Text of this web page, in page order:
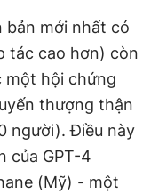
bản mới nhất có
tác cao hơn) còn
một hội chứng
thượng thận
người). Điều này
của GPT-4
(Mỹ) - một